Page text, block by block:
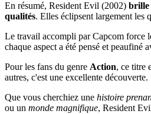
En résumé, Resident Evil (2002) brille
qualités. Elles éclipsent largement les
Le travail accompli par Capcom force
chaque aspect a été pensé et peaufiné
Pour les fans du genre Action, ce titre
autres, c'est une excellente découverte.
Que vous cherchiez une histoire
ou un monde magnifique, Resident